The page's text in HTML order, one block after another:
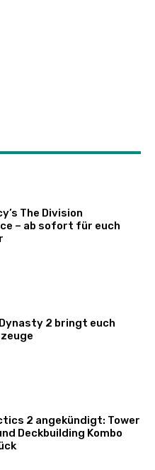
The Division
– ab sofort für euch
2 bringt euch
2 angekündigt: Tower
Deckbuilding Kombo